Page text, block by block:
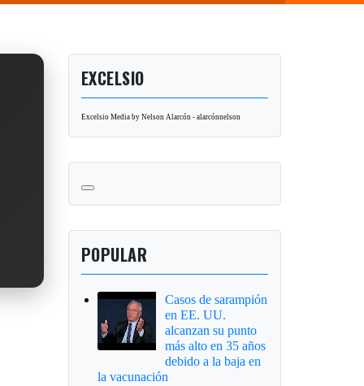
EXCELSIO
Excelsio Media by Nelson Alarcón - alarcónnelson
POPULAR
Casos de sarampión
en EE. UU.
alcanzan su punto
más alto en 35 años
debido a la baja en
la vacunación